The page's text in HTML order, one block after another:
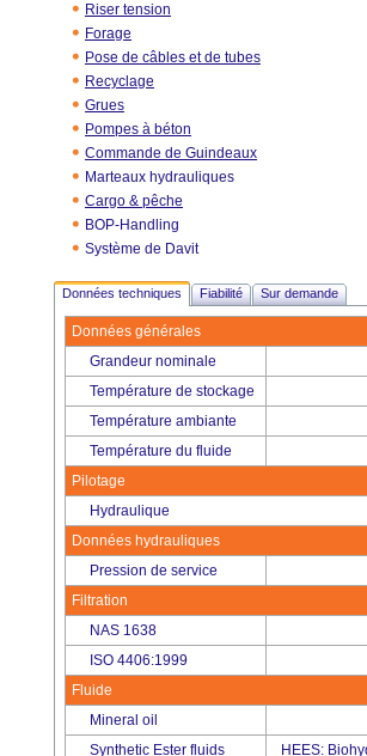
Riser tension
Forage
Pose de câbles et de tubes
Recyclage
Grues
Pompes à béton
Commande de Guindeaux
Marteaux hydrauliques
Cargo & pêche
BOP-Handling
Système de Davit
Données techniques Fiabilité Sur demande
Données générales
Grandeur nominale
Température de stockage
Température ambiante
Température du fluide
Pilotage
Hydraulique
Données hydrauliques
Pression de service
Filtration
NAS 1638
ISO 4406:1999
Fluide
Mineral oil
Synthetic Ester fluids
HEES: